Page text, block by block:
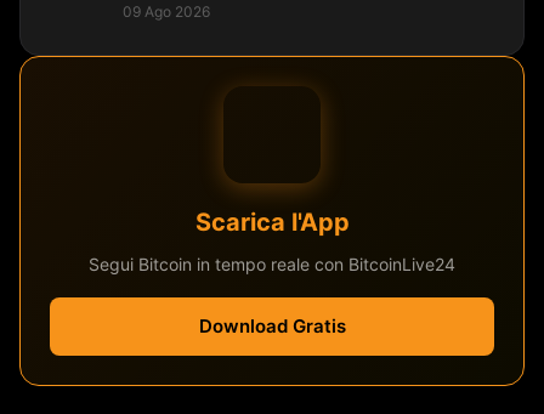
09 Ago 2026
Scarica l'App
Segui Bitcoin in tempo reale con BitcoinLive24
Download Gratis